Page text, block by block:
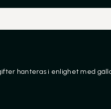
hanteras i enlighet med